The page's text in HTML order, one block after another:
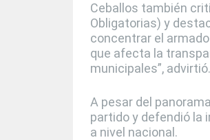
Ceballos también
Obligatorias) y
concentrar el
que afecta la
municipales”, advirtió.
A pesar del
partido y defendió la
a nivel nacional.